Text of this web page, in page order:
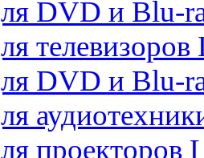
DVD и Blu-
телевизоров
DVD и Blu-
проекторов